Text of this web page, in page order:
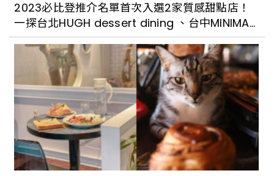
家特色
台北西區翻轉讓新流行與舊景色相互結
合，打造全新都市感，輕鬆散步就能走訪7
個西區特色景點美食，城市散步也很有
趣。
台電老屋化身潮電 POP-UP Store 快閃
店！雙好 2byWu&Chen 操刀設計，期間
限定推出人孔蓋銅鑼燒、電子音樂表演
2023必比登推介名單首次入選2家質感甜點店！
一探台北HUGH dessert dining 、台中MINIMAL
的甜蜜魅力